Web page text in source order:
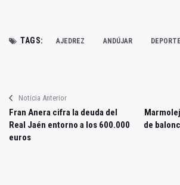
TAGS: AJEDREZ ANDÚJAR
Noticia Anterior
Fran Anera cifra la deuda del
Real Jaén entorno a los 600.000
euros
de